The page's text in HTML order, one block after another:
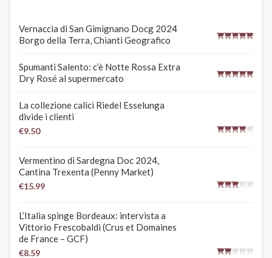
Vernaccia di San Gimignano Docg 2024
Borgo della Terra, Chianti Geografico
Spumanti Salento: c’è Notte Rossa Extra
Dry Rosé al supermercato
La collezione calici Riedel Esselunga
divide i clienti
€9.50
Vermentino di Sardegna Doc 2024,
Cantina Trexenta (Penny Market)
€15.99
L’Italia spinge Bordeaux: intervista a
Vittorio Frescobaldi (Crus et Domaines
de France – GCF)
€8.59